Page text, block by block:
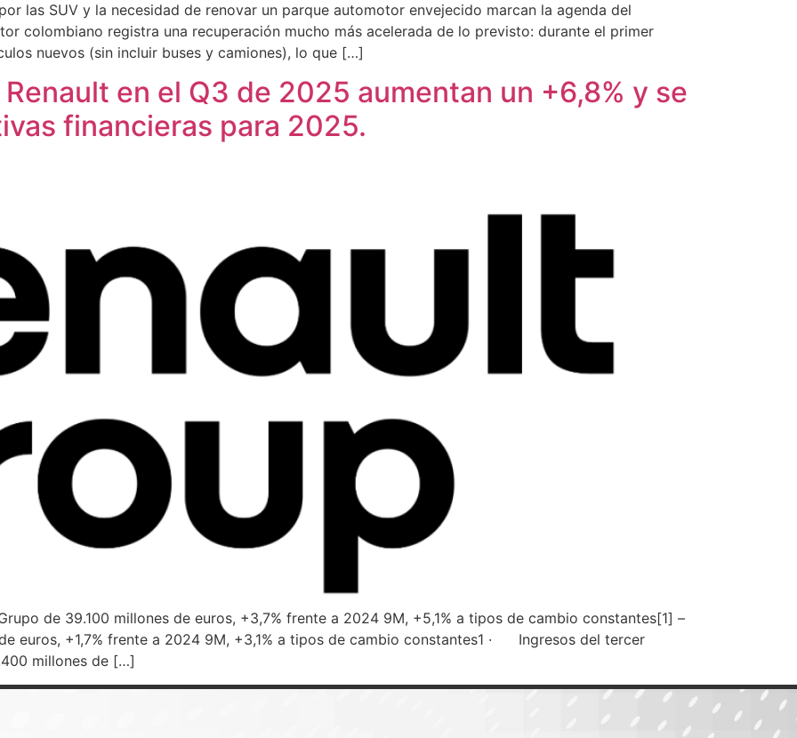
las SUV y la necesidad de renovar un parque automotor envejecido marcan la agenda del
colombiano registra una recuperación mucho más acelerada de lo previsto: durante el primer
nuevos (sin incluir buses y camiones), lo que […]
en el Q3 de 2025 aumentan un +6,8% y se
financieras para 2025.
de 39.100 millones de euros, +3,7% frente a 2024 9M, +5,1% a tipos de cambio constantes[1] –
euros, +1,7% frente a 2024 9M, +3,1% a tipos de cambio constantes1 · Ingresos del tercer
millones de […]